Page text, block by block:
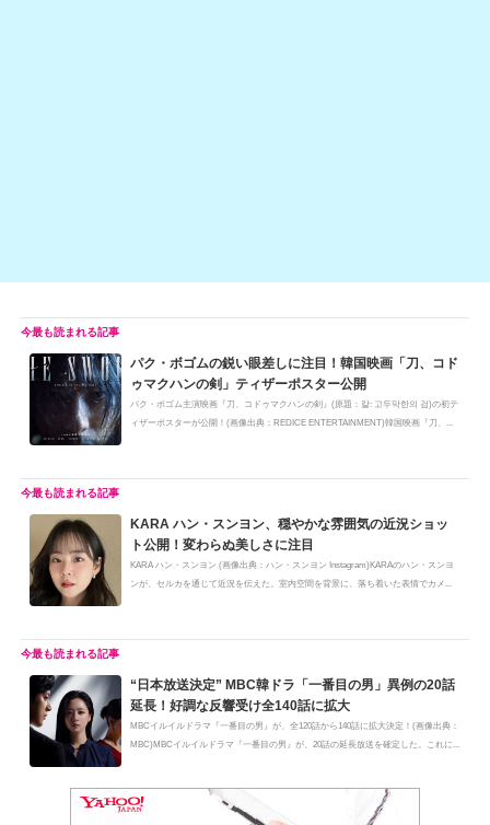
パク・ボゴムの鋭い眼差しに注目！韓国映画「刀、コド
ゥマクハンの剣」ティザーポスター公開
パク・ボゴム主演映画『刀、コドゥマクハンの剣』(原題：칼: 고두막한의 검)の初テ
ィザーポスターが公開！(画像出典：REDICE ENTERTAINMENT)韓国映画『刀、...
KARA ハン・スンヨン、穏やかな雰囲気の近況ショッ
ト公開！変わらぬ美しさに注目
KARA ハン・スンヨン (画像出典：ハン・スンヨン Instagram)KARAのハン・スンヨ
ンが、セルカを通じて近況を伝えた。室内空間を背景に、落ち着いた表情でカメ...
“日本放送決定” MBC韓ドラ「一番目の男」異例の20話
延長！好調な反響受け全140話に拡大
MBCイルイルドラマ『一番目の男』が、全120話から140話に拡大決定！(画像出典：
MBC)MBCイルイルドラマ『一番目の男』が、20話の延長放送を確定した。これに...